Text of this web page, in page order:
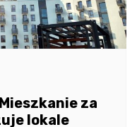
za
lokale